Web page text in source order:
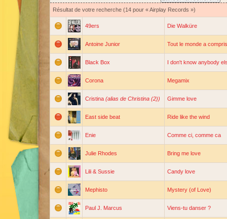
Résultat de votre recherche (14 pour « Airplay Records »)
49ers Die Walküre
Antoine Junior Tout le monde a
Black Box I don't know anybody
Corona Megamix
Cristina (alias de Christina (2)) Gimme love
East side beat Ride like the wind
Enie Comme ci, comme ca
Julie Rhodes Bring me love
Lili & Sussie Candy love
Mephisto Mystery (of Love)
Paul J. Marcus Viens-tu danser ?